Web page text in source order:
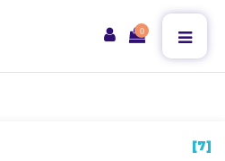
0
[7]